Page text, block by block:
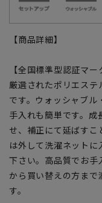
【商品詳細】
【全国標準型認証マー
厳選されたポリエス
です。ウォッシャブ
手入れも簡単です。
せ、補正にて延ばす
は外して洗濯ネット
下さい。高品質でお手
から買い替えの方ま
す。